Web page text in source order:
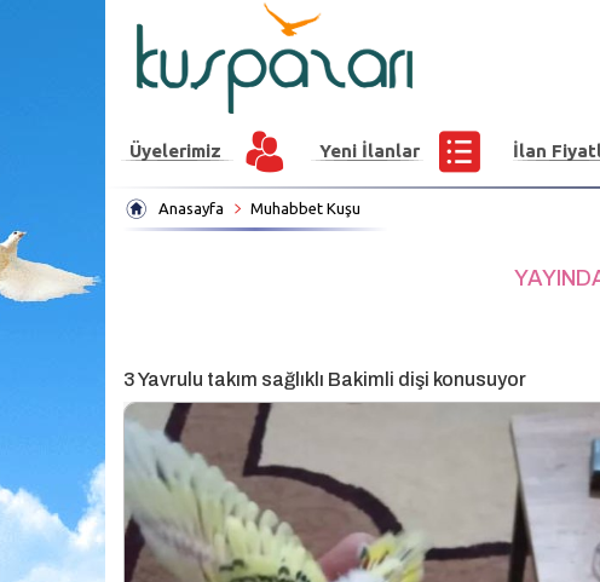
Üyelerimiz Yeni İlanlar İlan
Anasayfa Muhabbet Kuşu
3 Yavrulu takım sağlıklı Bakimli dişi konusuyor